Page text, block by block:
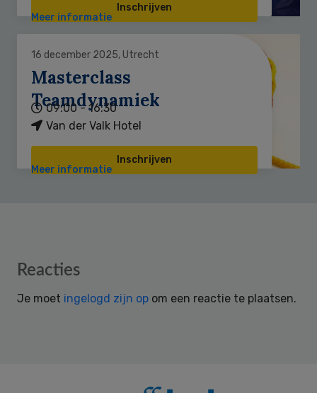
Inschrijven
Meer informatie
16 december 2025, Utrecht
Masterclass
Teamdynamiek
09:00 - 16:30
Van der Valk Hotel
Inschrijven
Meer informatie
Reader
Reacties
Je moet ingelogd zijn op om een reactie te plaatsen.